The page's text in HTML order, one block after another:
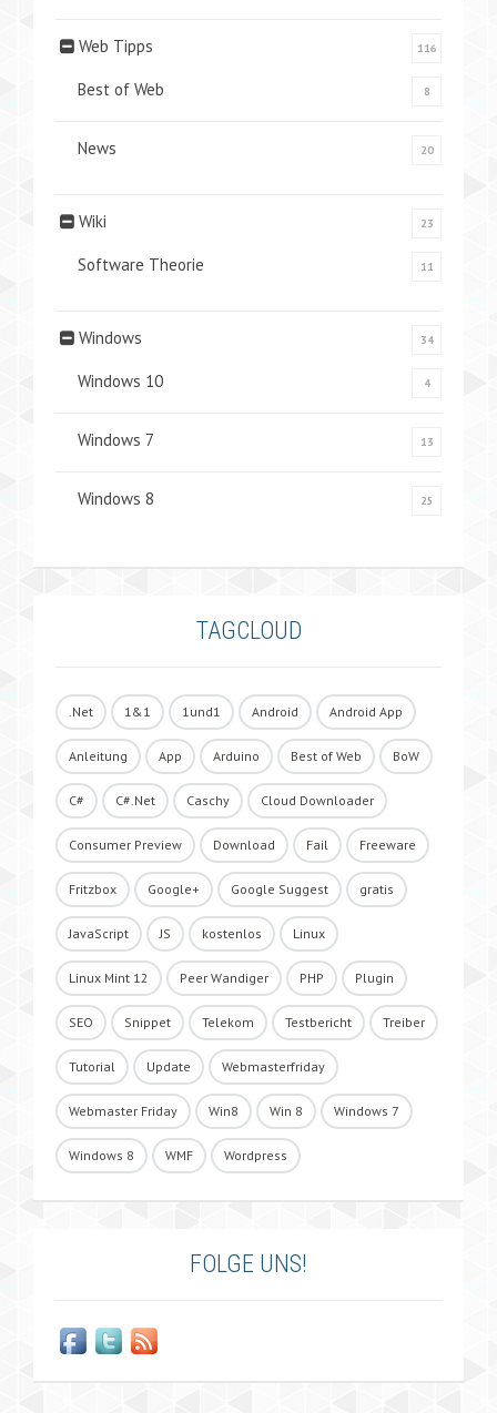
Web Tipps 116
Best of Web 8
News 20
Wiki 23
Software Theorie 11
Windows 34
Windows 10 4
Windows 7 13
Windows 8 25
TAGCLOUD
.Net 1&1 1und1 Android Android App
Anleitung App Arduino Best of Web BoW
C# C#.Net Caschy Cloud Downloader
Consumer Preview Download Fail Freeware
Fritzbox Google+ Google Suggest gratis
JavaScript JS kostenlos Linux
Linux Mint 12 Peer Wandiger PHP Plugin
SEO Snippet Telekom Testbericht Treiber
Tutorial Update Webmasterfriday
Webmaster Friday Win8 Win 8 Windows 7
Windows 8 WMF Wordpress
FOLGE UNS!